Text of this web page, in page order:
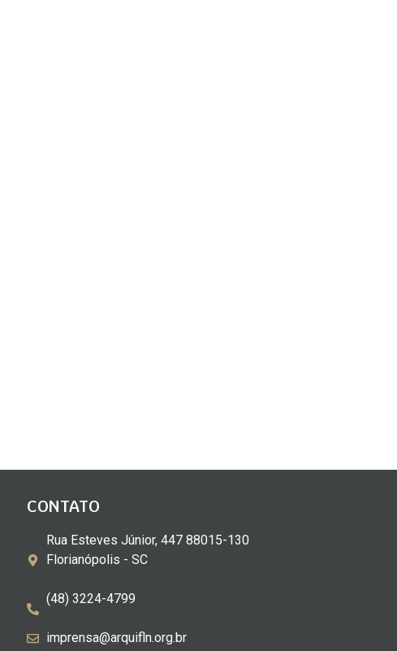
CONTATO
Rua Esteves Júnior, 447 88015-130
Florianópolis - SC
(48) 3224-4799
imprensa@arquifln.org.br